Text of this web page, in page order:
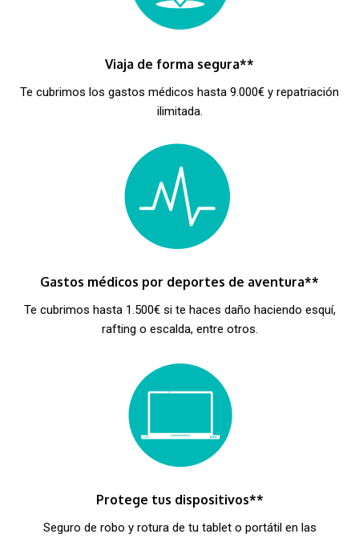
Viaja de forma segura**
Te cubrimos los gastos médicos hasta 9.000€ y repatriación
ilimitada.
Gastos médicos por deportes de aventura**
Te cubrimos hasta 1.500€ si te haces daño haciendo esquí,
rafting o escalda, entre otros.
Protege tus dispositivos**
Seguro de robo y rotura de tu tablet o portátil en las